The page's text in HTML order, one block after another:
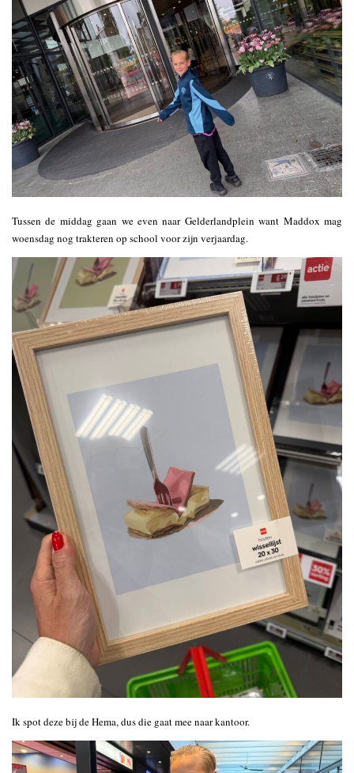
Tussen de middag gaan we even naar Gelderlandplein want Maddox mag
woensdag nog trakteren op school voor zijn verjaardag.
Ik spot deze bij de Hema, dus die gaat mee naar kantoor.